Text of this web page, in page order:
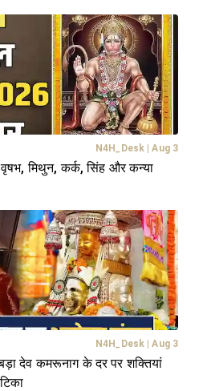
N4H_Desk | Aug 3
मिथुन, कर्क, सिंह और कन्या
N4H_Desk | Aug 3
देव कमरूनाग के दर पर शक्तियां